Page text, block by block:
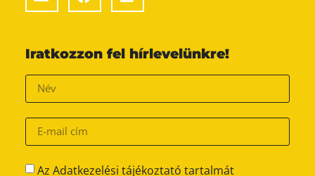
Iratkozzon fel hírlevelünkre!
Az Adatkezelési tájékoztató tartalmát